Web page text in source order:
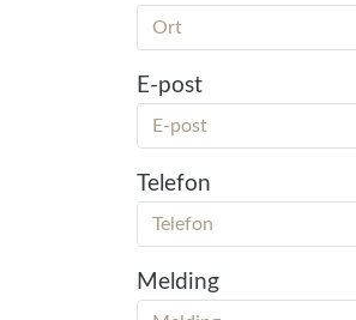
E-post
Telefon
Melding